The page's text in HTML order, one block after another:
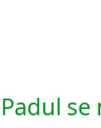
Padul se